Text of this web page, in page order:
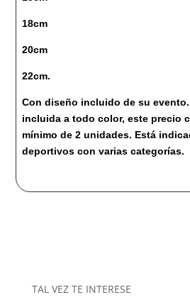
18cm
20cm
22cm.
Con diseño incluido de su
incluida a todo color, este precio
mínimo de 2 unidades. Está
deportivos con varias categorías.
TAL VEZ TE INTERESE